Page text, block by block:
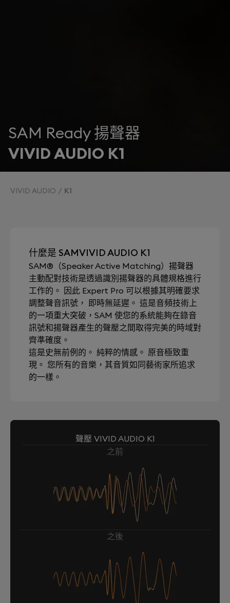
SAM Ready 揚聲器
VIVID AUDIO K1
VIVID AUDIO K1
什麼是 SAMVIVID AUDIO K1
SAM®（Speaker Active Matching）揚聲器
主動配對技術是透過識別揚聲器的具體規格進行
工作的。 因此 Expert Pro 可以根據其明確要求
調整聲音訊號， 即時無延遲。 這是音頻技術上
的一項重大突破，SAM 使您的系統能夠在錄音
訊號和揚聲器產生的聲壓之間取得完美的時域對
齊準確度。
這是史無前例的。 純粹的情感。 原音極致重
現。 您所有的音樂，其音質如同藝術家所追求
的一樣。
聲壓 VIVID AUDIO K1
之前
之後